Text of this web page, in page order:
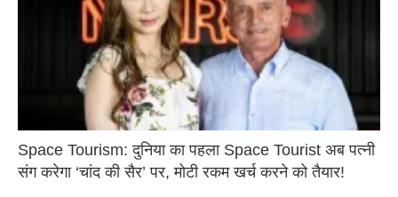
Space Tourism: दुनिया का पहला Space Tourist अब पत्नी
संग करेगा ‘चांद की सैर’ पर, मोटी रकम खर्च करने को तैयार!